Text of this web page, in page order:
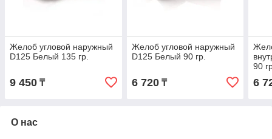
Желоб угловой наружный
D125 Белый 135 гр.
9 450 ₸
Желоб угловой наружный
D125 Белый 90 гр.
6 720₸
90
6
О нас